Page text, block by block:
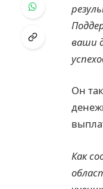
ваши
Он
Как